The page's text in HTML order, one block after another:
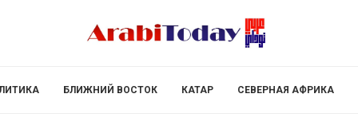
БЛИЖНИЙ ВОСТОК КАТАР СЕВЕРНАЯ АФРИКА